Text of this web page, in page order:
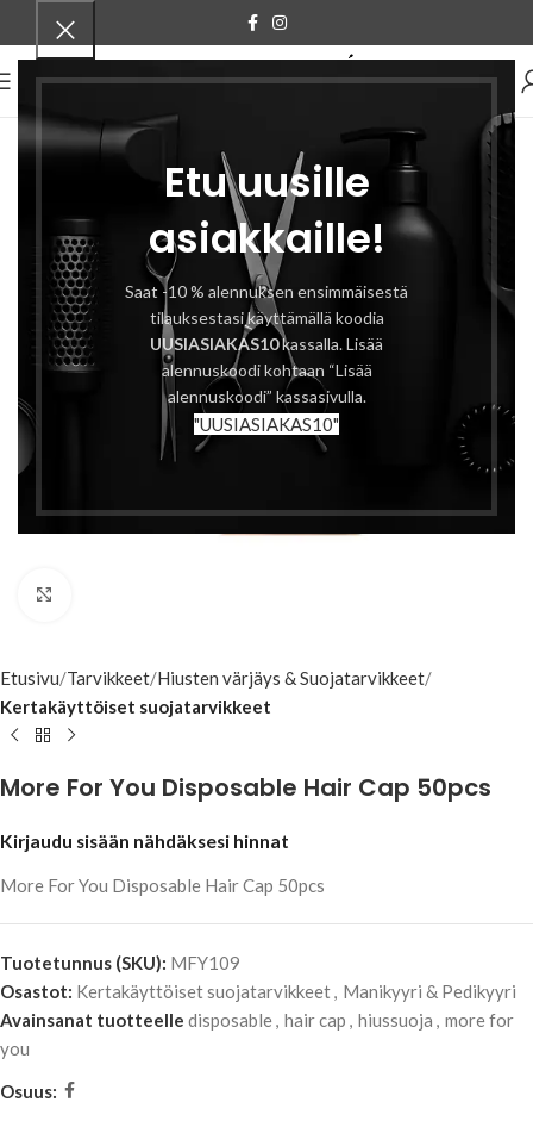
Etu uusille
asiakkaille!
Saat -10 % alennuksen ensimmäisestä
tilauksestasi käyttämällä koodia
UUSIASIAKAS10kassalla. Lisää
alennuskoodi kohtaan “Lisää
alennuskoodi” kassasivulla.
"UUSIASIAKAS10"
VALIKKO
Etusivu Tarvikkeet Hiusten värjäys & Suojatarvikkeet
Kertakäyttöiset suojatarvikkeet
More For You Disposable Hair Cap 50pcs
Kirjaudu sisään nähdäksesi hinnat
More For You Disposable Hair Cap 50pcs
Tuotetunnus (SKU): MFY109
Osastot: Kertakäyttöiset suojatarvikkeet, Manikyyri & Pedikyyri
Avainsanat tuotteelle disposable, hair cap , hiussuoja , more for
you
Osuus: